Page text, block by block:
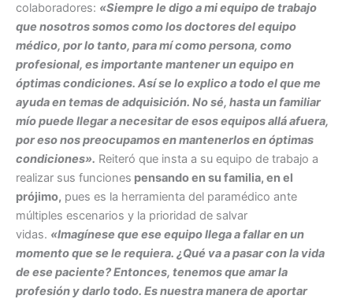
colaboradores: «Siempre le digo a mi equipo de trabajo
que nosotros somos como los doctores del equipo
médico, por lo tanto, para mí como persona, como
profesional, es importante mantener un equipo en
óptimas condiciones. Así se lo explico a todo el que me
ayuda en temas de adquisición. No sé, hasta un familiar
mío puede llegar a necesitar de esos equipos allá afuera,
por eso nos preocupamos en mantenerlos en óptimas
condiciones». Reiteró que insta a su equipo de trabajo a
realizar sus funciones pensando en su familia, en el
prójimo, pues es la herramienta del paramédico ante
múltiples escenarios y la prioridad de salvar
vidas. «Imagínese que ese equipo llega a fallar en un
momento que se le requiera. ¿Qué va a pasar con la vida
de ese paciente? Entonces, tenemos que amar la
profesión y darlo todo. Es nuestra manera de aportar